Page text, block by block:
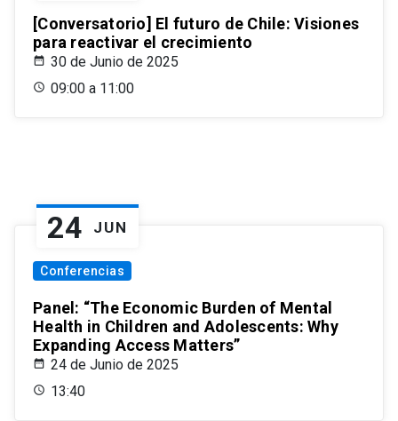
[Conversatorio] El futuro de Chile: Visiones
para reactivar el crecimiento
30 de Junio de 2025
09:00 a 11:00
24 JUN
Conferencias
Panel: “The Economic Burden of Mental
Health in Children and Adolescents: Why
Expanding Access Matters”
24 de Junio de 2025
13:40